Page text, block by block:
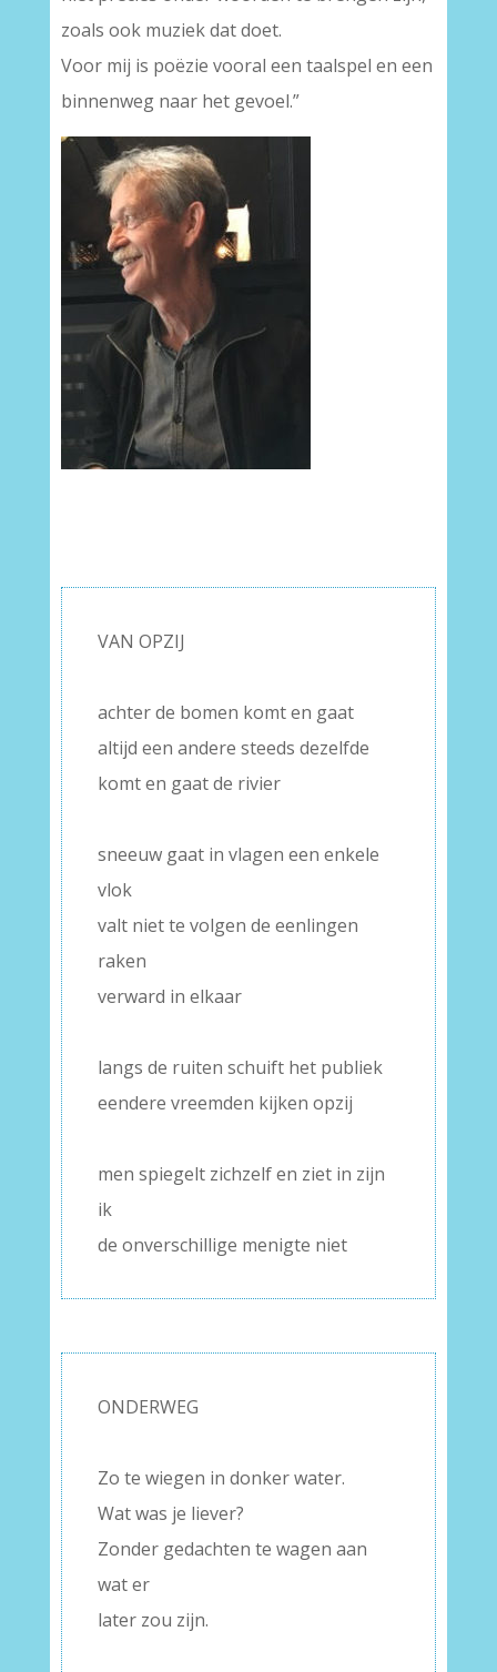
zoals ook muziek dat doet.
Voor mij is poëzie vooral een taalspel en een
binnenweg naar het gevoel.”
VAN OPZIJ
achter de bomen komt en gaat
altijd een andere steeds dezelfde
komt en gaat de rivier
sneeuw gaat in vlagen een enkele
vlok
valt niet te volgen de eenlingen
raken
verward in elkaar
langs de ruiten schuift het publiek
eendere vreemden kijken opzij
men spiegelt zichzelf en ziet in zijn
ik
de onverschillige menigte niet
ONDERWEG
Zo te wiegen in donker water.
Wat was je liever?
Zonder gedachten te wagen aan
wat er
later zou zijn.